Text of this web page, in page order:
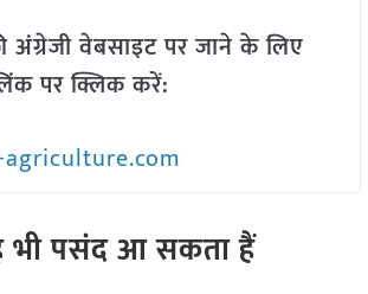
वेबसाइट पर जाने के लिए
पर क्लिक करें:
पसंद आ सकता हैं